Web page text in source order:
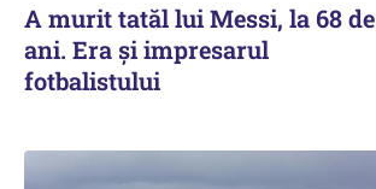
A murit tatăl lui Messi, la 68 de
ani. Era și impresarul
fotbalistului